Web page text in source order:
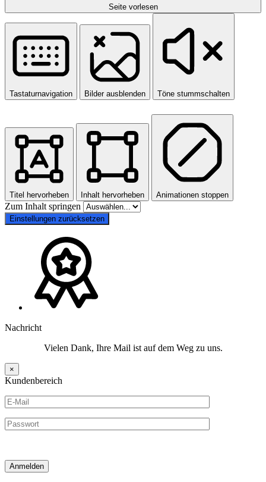
Seite vorlesen
Tastaturnavigation Bilder ausblenden Töne stummschalten
Titel hervorheben Inhalt hervorheben Animationen stoppen
Zum Inhalt springen
Einstellungen zurücksetzen
Nachricht
Vielen Dank, Ihre Mail ist auf dem Weg zu uns.
×
Kundenbereich
Anmelden